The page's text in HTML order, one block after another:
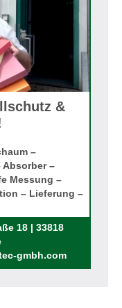
&
–
–
Messung –
– Lieferung –
18 | 33818
gmbh.com